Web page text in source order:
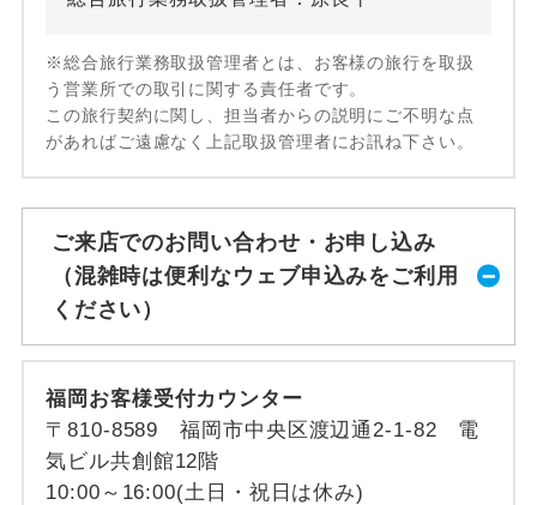
※総合旅行業務取扱管理者とは、お客様の旅行を取扱
う営業所での取引に関する責任者です。
この旅行契約に関し、担当者からの説明にご不明な点
があればご遠慮なく上記取扱管理者にお訊ね下さい。
ご来店でのお問い合わせ・お申し込み
（混雑時は便利なウェブ申込みをご利用
ください）
福岡お客様受付カウンター
〒810-8589 福岡市中央区渡辺通2-1-82 電
気ビル共創館12階
10:00～16:00(土日・祝日は休み)